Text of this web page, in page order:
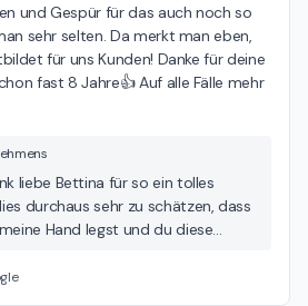
und Gespür für das auch noch so
sehr selten. Da merkt man eben,
für uns Kunden! Danke für deine
fast 8 Jahre👍 Auf alle Fälle mehr
liebe Bettina für so ein tolles
durchaus sehr zu schätzen, dass
Hand legst und du diese
Beauty- Branche, freut es mich so